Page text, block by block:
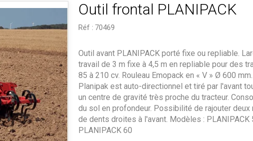
Outil frontal PLANIPACK
Réf : 70469
Outil avant PLANIPACK porté fixe ou repliable.
travail de 3 m fixe à 4,5 m en repliable pour des
85 à 210 cv. Rouleau Emopack en « V » Ø 600
Planipak est auto-directionnel et tiré par l'avant
un centre de gravité très proche du tracteur.
du sol en profondeur. Possibilité de rajouter deux
de dents droites à l'avant. Modèles : PLANIPACK
PLANIPACK 60